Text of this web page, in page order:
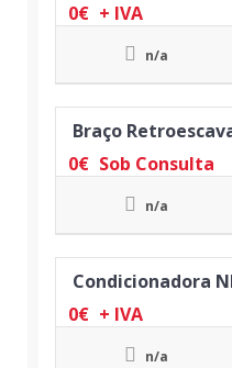
n/a
0€ + IVA
n/a
0€ Sob Consulta
n/a
0€ + IVA